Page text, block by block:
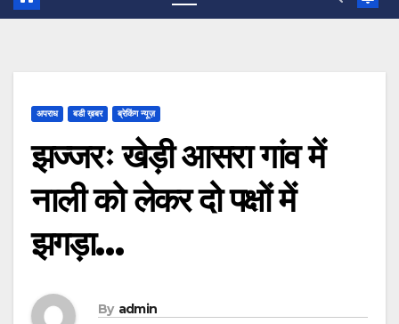
अपराध बडी ख़बर ब्रेकिंग न्यूज़
झज्जरः खेड़ी आसरा गांव में
नाली को लेकर दो पक्षों में
झगड़ा…
By admin